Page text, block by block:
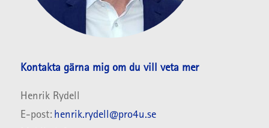
Kontakta gärna mig om du vill veta mer
Henrik Rydell
E-post: henrik.rydell@pro4u.se